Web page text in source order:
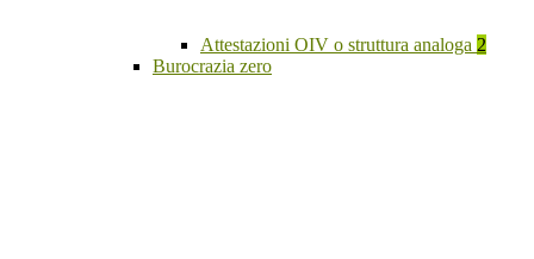
Attestazioni OIV o struttura analoga 2
Burocrazia zero